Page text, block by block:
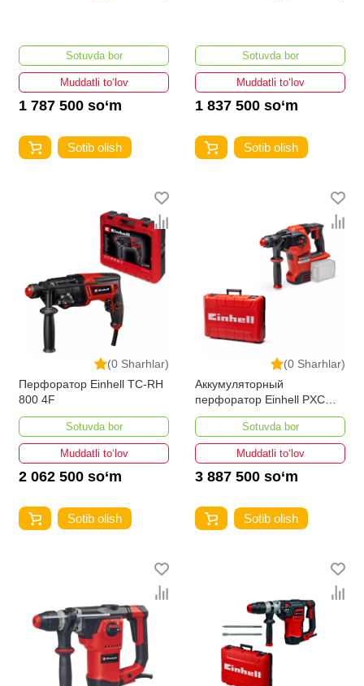
Sotuvda bor
Muddatli to‘lov
1 787 500 so‘m
Sotib olish
Sotuvda bor
Muddatli to‘lov
1 837 500 so‘m
Sotib olish
(0 Sharhlar)
Перфоратор Einhell TC-RH
800 4F
Sotuvda bor
Muddatli to‘lov
2 062 500 so‘m
Sotib olish
(0 Sharhlar)
Аккумуляторный
перфоратор Einhell PXC
HEROCCO 36/28
Sotuvda bor
Muddatli to‘lov
3 887 500 so‘m
Sotib olish